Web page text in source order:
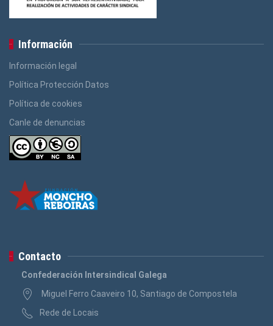
Información
Información legal
Política Protección Datos
Política de cookies
Canle de denuncias
Contacto
Confederación Intersindical Galega
Miguel Ferro Caaveiro 10, Santiago de Compostela
Rede de Locais